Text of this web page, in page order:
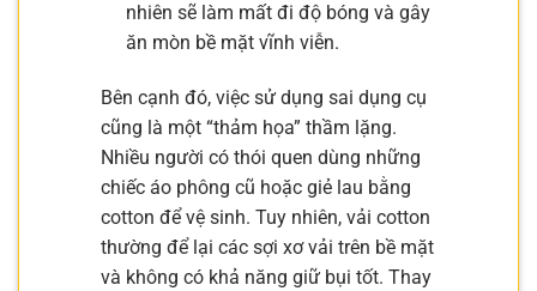
nhiên sẽ làm mất đi độ bóng và gây
ăn mòn bề mặt vĩnh viễn.
Bên cạnh đó, việc sử dụng sai dụng cụ
cũng là một “thảm họa” thầm lặng.
Nhiều người có thói quen dùng những
chiếc áo phông cũ hoặc giẻ lau bằng
cotton để vệ sinh. Tuy nhiên, vải cotton
thường để lại các sợi xơ vải trên bề mặt
và không có khả năng giữ bụi tốt. Thay